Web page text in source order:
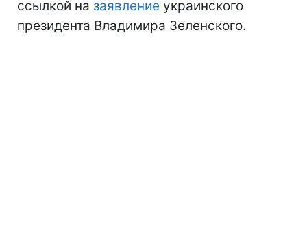
ссылкой на заявление украинского
президента Владимира Зеленского.